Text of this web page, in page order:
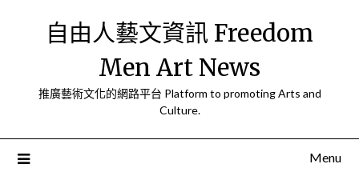
自由人藝文資訊 Freedom
Men Art News
推廣藝術文化的網路平台 Platform to promoting Arts and
Culture.
Menu